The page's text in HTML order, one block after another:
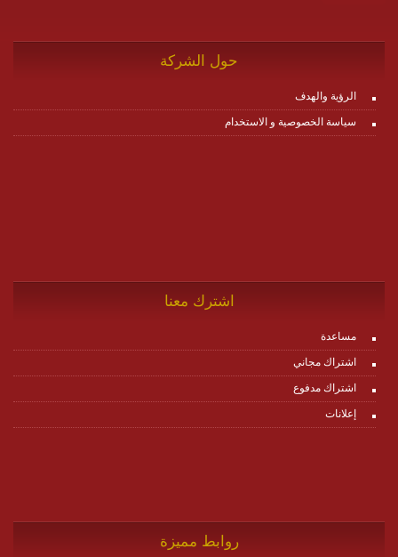
حول الشركة
الرؤية والهدف
سياسة الخصوصية و الاستخدام
اشترك معنا
مساعدة
اشتراك مجاني
اشتراك مدفوع
إعلانات
روابط مميزة